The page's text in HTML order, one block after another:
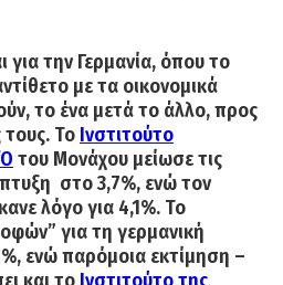
για την Γερμανία, όπου το
με τα οικονομικά
το ένα μετά το άλλο, προς
τους. Το Ινστιτούτο
του Μονάχου μείωσε τις
στο 3,7%, ενώ τον
λόγο για 4,1%. Το
για τη γερμανική
, ενώ παρόμοια εκτίμηση –
και το Ινστιτούτο της